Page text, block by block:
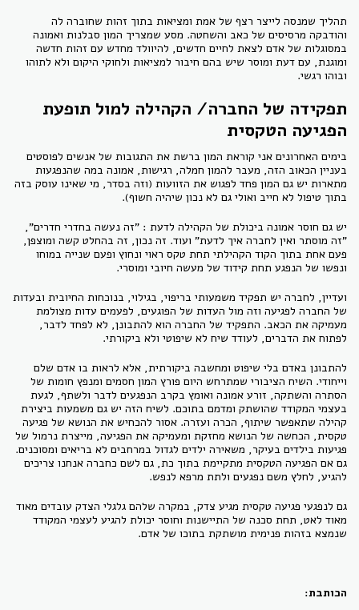
תהליך שמנסה לייצר רצף של אמת ומציאות בתוך זהות שחוברה לה
והודבקה מרסיסים של כאב והשחטה. מסע שמצריך המון סבלנות ואמונה
במסוגלות של אדם לצאת לחיים חדשים, להיוולד מחדש עם זהות חדשה
ומוגנת, עם דעת ומוסר שיש בהם חיבור למציאות ולחוקי היקום ולא לתוהו
ובוהו רגשי.
תפקידה של החברה/ הקהילה למול תופעת
הפגיעה הטקסית
בימים האחרונים אני קוראת המון ברשת את התגובות של אנשים לפוסטים
בעניין הכאוב הזה, מעבר להמון חמלה, רגישות, אמונה במה שהנפגעות
מתארות יש גם המון פחד לפגוש את הזוועות (וזה בסדר, מי שאינו עוסק בזה
בתוך טיפול לא חייב ואולי גם לא נכון שיהיה חשוף).
יש גם חוסר אמונה ביכולת של הקהילה לדעת : "זה נעשה בחדרי חדרים",
"זה מוסתר ואין לחברה איך לדעת" ועוד. זה נכון, זה בהחלט קשה ומוצפן,
פעם אחת בתוך הקוד הקהילתי תחת טקס ראוי ונחוץ ופעם שנייה במוחו
ונפשו של הנפגע תחת קידוד של מעשה חיובי ומוסרי.
ועדיין, לחברה יש תפקיד משמעותי בריפוי, בגילוי, בנוכחות החיובית ובעדות
של החברה לפגיעה וזה מול העדות של הפוגעים, לפעמים עדות מצולמת
מעמיקה את הכאב. התפקיד של החברה הוא להתבונן, לא לפחד לדבר,
לפתוח את הדברים, לעודד שיח לא שיפוטי ולא ביקורתי.
להתבונן באדם בלי שיפוט ומחשבה ביקורתית, אלא לראות בו אדם שלם
וייחודי. השיח הציבורי שמתרחש היום פורץ המון חסמים ומנפץ חומות של
הסתרה והשתקה, זורע אמונה ואומץ בקרב הנפגעים לדבר ולשתף, לגעת
בעצמי המקודד שהושתק ומדמם בתוכם. לשיח הזה יש גם משמעות ביצירת
קהילה שתאפשר שיתוף, הכרה ועזרה. אסור להכחיש את הנושא של פגיעה
טקסית, הכחשה של הנושא מחזקת ומעמיקה את הפגיעה, מייצרת נרמול של
פגיעות בילדים בעיקר, משאירה ילדים לגדול במרחבים לא בריאים ומסוכנים.
גם אם הפגיעה הטקסית מתקיימת בתוך כת, גם לשם כחברה אנחנו צריכים
להגיע, לחלץ משם נפגעים ולתת מרפא לנפש.
גם לנפגעי פגיעה טקסית מגיע צדק, במקרה שלהם גלגלי הצדק עובדים מאוד
מאוד לאט, תחת סכנה של התיישנות וחוסר יכולת להגיע לעצמי המקודד
שנמצא בזהות פנימית מושתקת בתוכו של אדם.
הכותבת: